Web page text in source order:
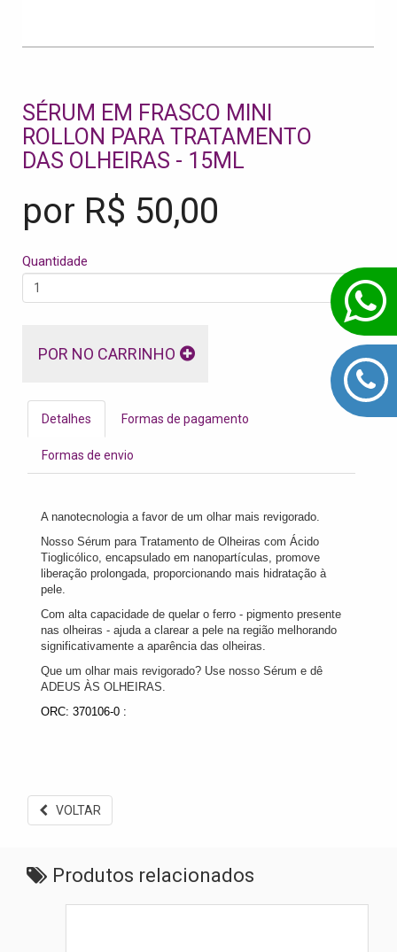
SÉRUM EM FRASCO MINI
ROLLON PARA TRATAMENTO
DAS OLHEIRAS - 15ML
por R$ 50,00
Quantidade
POR NO CARRINHO
Detalhes Formas de pagamento
Formas de envio
A nanotecnologia a favor de um olhar mais revigorado.
Nosso Sérum para Tratamento de Olheiras com Ácido
Tioglicólico, encapsulado em nanopartículas, promove
liberação prolongada, proporcionando mais hidratação à
pele.
Com alta capacidade de quelar o ferro - pigmento presente
nas olheiras - ajuda a clarear a pele na região melhorando
significativamente a aparência das olheiras.
Que um olhar mais revigorado? Use nosso Sérum e dê
ADEUS ÀS OLHEIRAS.
ORC: 370106-0 :
VOLTAR
Produtos relacionados